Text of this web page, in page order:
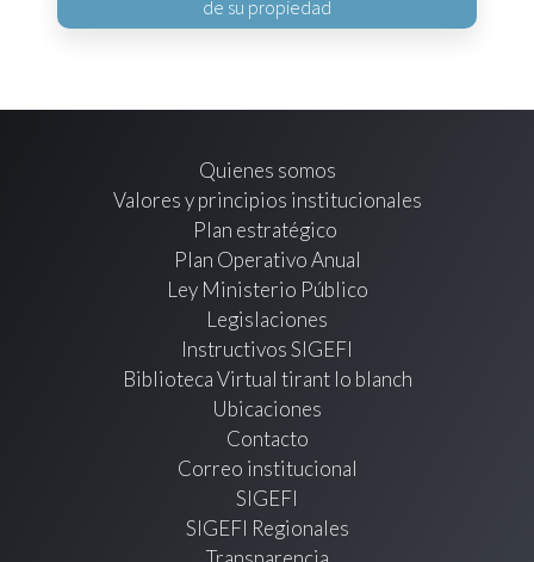
de su propiedad
Quienes somos
Valores y principios institucionales
Plan estratégico
Plan Operativo Anual
Ley Ministerio Público
Legislaciones
Instructivos SIGEFI
Biblioteca Virtual tirant lo blanch
Ubicaciones
Contacto
Correo institucional
SIGEFI
SIGEFI Regionales